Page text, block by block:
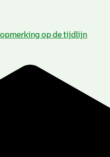
opmerking op de tijdlijn